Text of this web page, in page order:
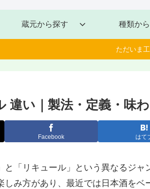
蔵元から探す 種類か
ただいま
違い｜製法・定義・味
Facebook はて
と「リキュール」という異なるジ
しみ方があり、最近では日本酒を